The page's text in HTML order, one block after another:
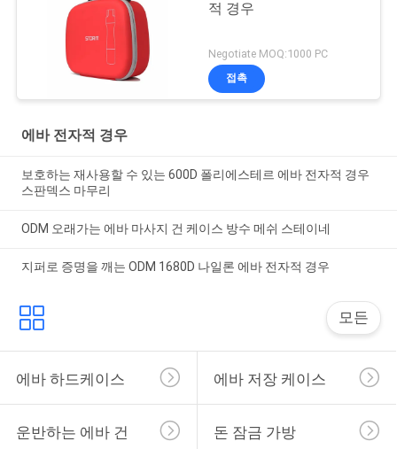
적 경우
Negotiate MOQ:1000 PC
접촉
에바 전자적 경우
보호하는 재사용할 수 있는 600D 폴리에스테르 에바 전자적 경우
스판덱스 마무리
ODM 오래가는 에바 마사지 건 케이스 방수 메쉬 스테이네
지퍼로 증명을 깨는 ODM 1680D 나일론 에바 전자적 경우
모든
에바 하드케이스 에바 저장 케이스
운반하는 에바 건 돈 잠금 가방